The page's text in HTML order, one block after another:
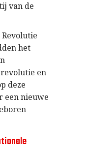
van de
Revolutie
het
en
deze
een nieuwe